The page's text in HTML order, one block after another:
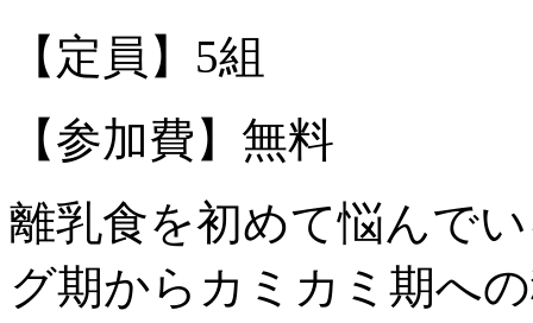
【定員】5組
【参加費】無料
離乳食を初めて悩んで
グ期からカミカミ期へ